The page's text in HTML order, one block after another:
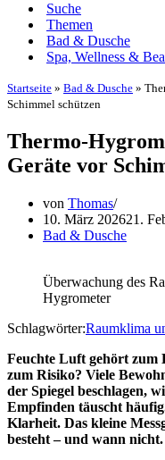
Suche
Themen
Bad & Dusche
Spa, Wellness &
Startseite » Bad & Dusche »
Schimmel schützen
Thermo-
Geräte vor
von Thomas
10. März 202621.
Bad & Dusche
Überwachung des
Hygrometer
Schlagwörter:Raumklima
Feuchte Luft gehört zum
zum Risiko? Viele
der Spiegel beschlagen,
Empfinden täuscht
Klarheit. Das kleine
besteht – und wann nicht.